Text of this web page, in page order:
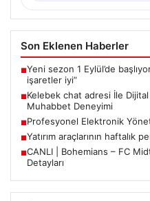
Son Eklenen Haberler
■Yeni sezon 1 Eylül’de
işaretler iyi”
■Kelebek chat adresi İle
Muhabbet Deneyimi
■Profesyonel Elektronik
■Yatırım araçlarının haftalık
■CANLI | Bohemians – FC
Detayları